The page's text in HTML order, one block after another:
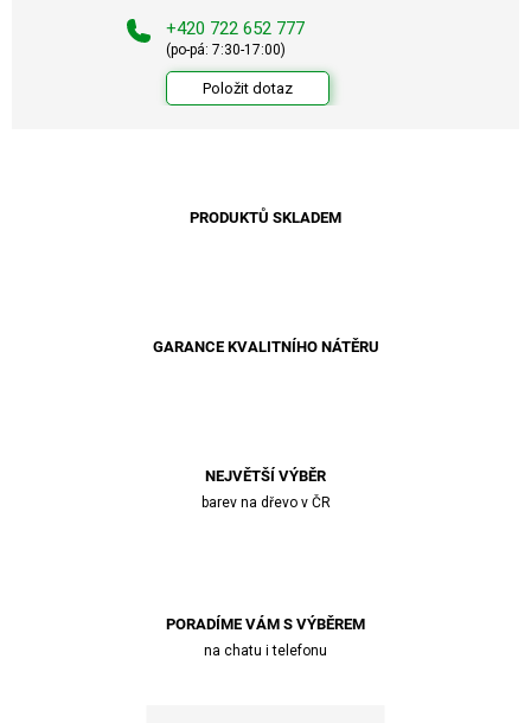
+420 722 652 777
(po-pá: 7:30-17:00)
Položit dotaz
PRODUKTŮ SKLADEM
GARANCE KVALITNÍHO NÁTĚRU
NEJVĚTŠÍ VÝBĚR
barev na dřevo v ČR
PORADÍME VÁM S VÝBĚREM
na chatu i telefonu